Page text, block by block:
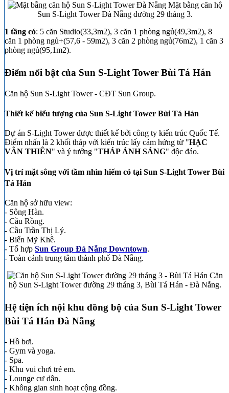
Mặt bằng căn hộ
Sun S-Light Tower Đà Nẵng đường 29 tháng 3.
1 tầng có: 5 căn Studio(33,3m2), 3 căn 1 phòng ngủ(49,3m2), 8
căn 1 phòng ngủ+(57,6 - 59m2), 3 căn 2 phòng ngủ(76m2), 1 căn 3
phòng ngủ(95,1m2).
Điểm nổi bật của Sun S-Light Tower Bùi Tá Hán
Căn hộ Sun S-Light Tower - CĐT Sun Group.
Thiết kế biểu tượng của Sun S-Light Tower Bùi Tá Hán
Dự án S-Light Tower được thiết kế bởi công ty kiến trúc Quốc Tế.
Điểm nhấn là 2 khối tháp với kiến trúc lấy cảm hứng từ "HẠC
VÂN THIÊN" và ý tưởng "THÁP ÁNH SÁNG" độc đáo.
Vị trí mặt sông với tầm nhìn hiếm có tại Sun S-Light Tower Bùi
Tá Hán
Căn hộ sở hữu view:
- Sông Hàn.
- Cầu Rồng.
- Cầu Trần Thị Lý.
- Biển Mỹ Khê.
- Tổ hợp Sun Group Đà Nẵng Downtown.
- Toàn cảnh trung tâm thành phố Đà Nẵng.
Căn
hộ Sun S-Light Tower đường 29 tháng 3, Bùi Tá Hán - Đà Nẵng.
Hệ tiện ích nội khu đồng bộ của Sun S-Light Tower
Bùi Tá Hán Đà Nẵng
- Hồ bơi.
- Gym và yoga.
- Spa.
- Khu vui chơi trẻ em.
- Lounge cư dân.
- Không gian sinh hoạt cộng đồng.